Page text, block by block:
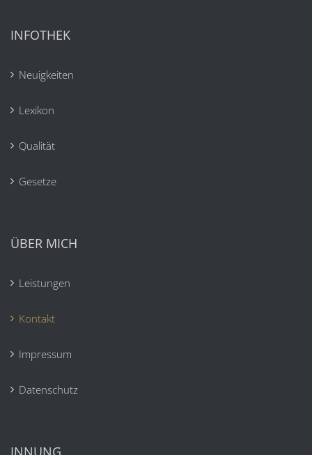
INFOTHEK
Neuigkeiten
Lexikon
Qualität
Gesetze
ÜBER MICH
Leistungen
Kontakt
Impressum
Datenschutz
INNUNG